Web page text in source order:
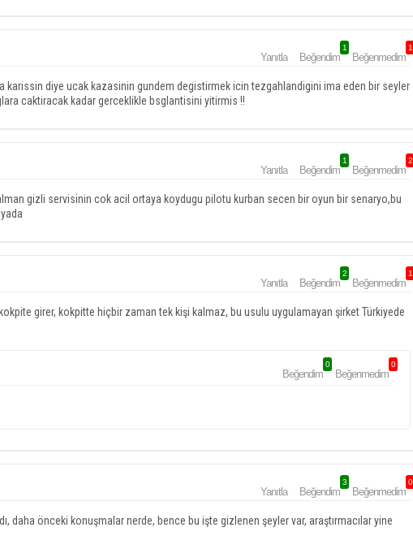
Yanıtla Beğendim
1
Beğenmedim
1
karissin diye ucak kazasinin gundem degistirmek icin tezgahlandigini ima eden bir seyler
caktiracak kadar gerceklikle bsglantisini yitirmis !!
Yanıtla Beğendim
1
Beğenmedim
2
gizli servisinin cok acil ortaya koydugu pilotu kurban secen bir oyun bir senaryo,bu
Yanıtla Beğendim
2
Beğenmedim
1
girer, kokpitte hiçbir zaman tek kişi kalmaz, bu usulu uygulamayan şirket Türkiyede
Beğendim
0
Beğenmedim
0
Yanıtla Beğendim
3
Beğenmedim
0
daha önceki konuşmalar nerde, bence bu işte gizlenen şeyler var, araştırmacılar yine